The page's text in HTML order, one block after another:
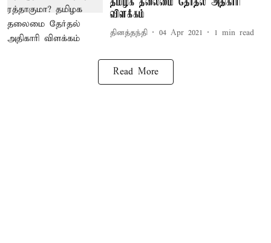
தமிழக தலைமை தேர்தல் அதிகாரி
விளக்கம்
தினத்தந்தி 04 Apr 2021 1 min read
Read More